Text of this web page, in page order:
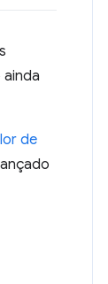
ainda
de